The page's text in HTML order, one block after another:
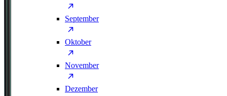
September
Oktober
November
Dezember